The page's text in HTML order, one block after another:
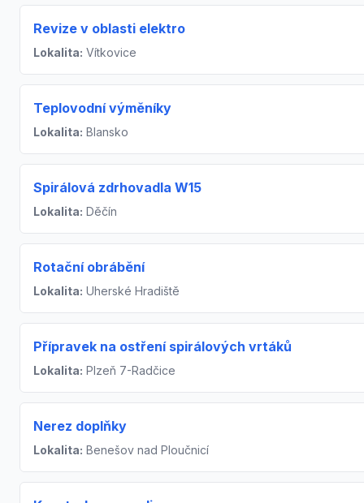
Revize v oblasti elektro
Lokalita: Vítkovice
Teplovodní výměníky
Lokalita: Blansko
Spirálová zdrhovadla W15
Lokalita: Děčín
Rotační obrábění
Lokalita: Uherské Hradiště
Přípravek na ostření spirálových vrtáků
Lokalita: Plzeň 7-Radčice
Nerez doplňky
Lokalita: Benešov nad Ploučnicí